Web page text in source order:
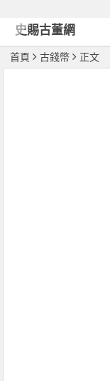
史賜古董網
首頁 古錢幣 正文